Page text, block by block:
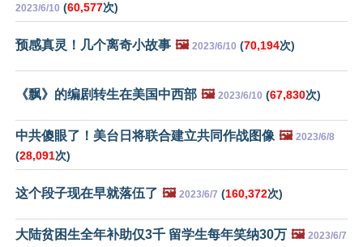
2023/6/10 (60,577次)
预感真灵！几个离奇小故事 🖼️ 2023/6/10 (70,194次)
《飘》的编剧转生在美国中西部 🖼️ 2023/6/10 (67,830次)
中共傻眼了！美台日将联合建立共同作战图像 🖼️ 2023/6/8
(28,091次)
这个段子现在早就落伍了 🖼️ 2023/6/7 (160,372次)
大陆贫困生全年补助仅3千 留学生每年笑纳30万 🖼️ 2023/6/7